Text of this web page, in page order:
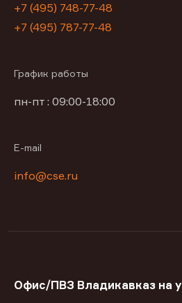
+7 (495) 748-77-48
+7 (495) 787-77-48
График работы
пн-пт : 09:00-18:00
E-mail
info@cse.ru
Офис/ПВЗ Владикавказ на